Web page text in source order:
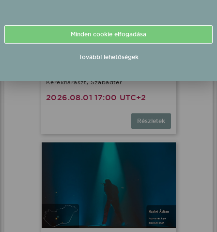
Kerekharaszt, Szabadtér
2026.08.01 17:00 UTC+2
Részletek
Minden cookie elfogadása
További lehetőségek